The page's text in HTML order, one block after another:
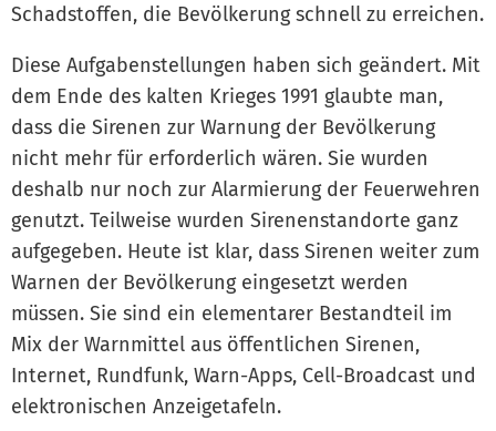
Schadstoffen, die Bevölkerung schnell zu erreichen.
Diese Aufgabenstellungen haben sich geändert. Mit
dem Ende des kalten Krieges 1991 glaubte man,
dass die Sirenen zur Warnung der Bevölkerung
nicht mehr für erforderlich wären. Sie wurden
deshalb nur noch zur Alarmierung der Feuerwehren
genutzt. Teilweise wurden Sirenenstandorte ganz
aufgegeben. Heute ist klar, dass Sirenen weiter zum
Warnen der Bevölkerung eingesetzt werden
müssen. Sie sind ein elementarer Bestandteil im
Mix der Warnmittel aus öffentlichen Sirenen,
Internet, Rundfunk, Warn-Apps, Cell-Broadcast und
elektronischen Anzeigetafeln.